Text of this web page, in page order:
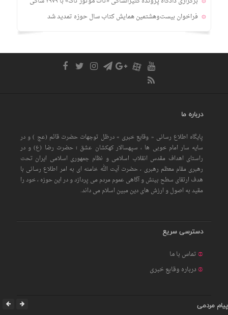
فراخوان بیست‌وهشتمین همایش کتاب سال حوزه تمدید شد
درباره ما
پایگاه اطلاع رسانی « وقایع خبری » درظل توجهات حضرت قائم (عج ) و در
سایه سار امام خوبی ها ، سپهسالار کهکشان عشق ؛ حضرت رضا (ع) و در
راستای اهداف مقدس انقلاب اسلامی و نظام جمهوری اسلامی ایران تحت
رهبری مقام معظم رهبری ، حضرت آیت الله خامنه ای به امر اطلاع رسانی با
هدف ارتقای سطح بینش و آگاهی عموم مردم می پردازد و در این حوزه ، خود را
مقید به اصول و ارزش های دین مبین اسلام می داند.
دسترسی سریع
تماس با ما
درباره وقایع خبری
پیام مردمی